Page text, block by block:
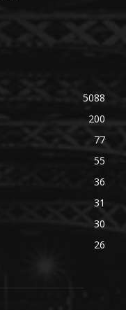
5088
200
77
55
36
31
30
26